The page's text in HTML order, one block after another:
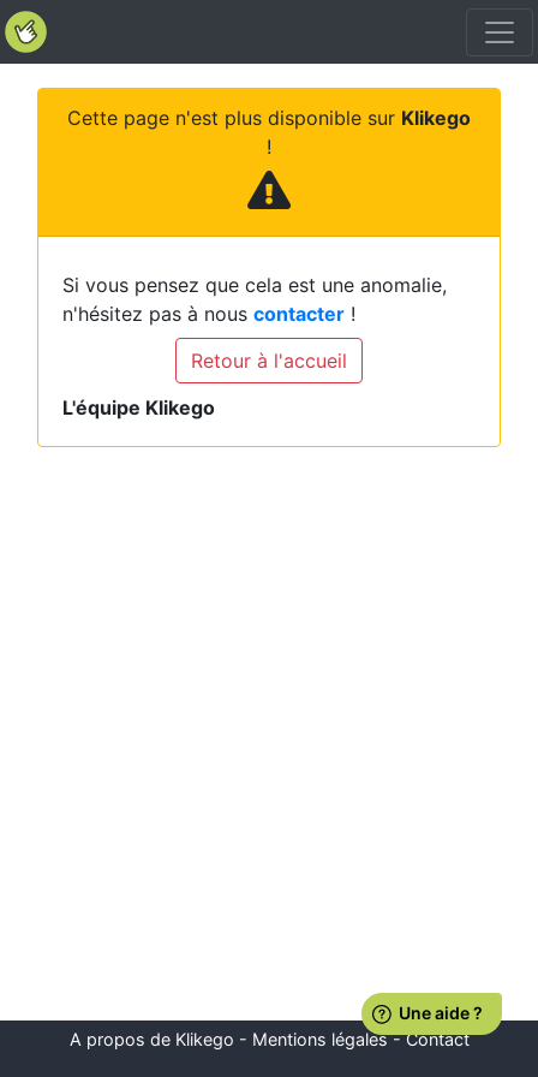
Cette page n'est plus disponible sur Klikego
!
Si vous pensez que cela est une anomalie,
n'hésitez pas à nous contacter !
Retour à l'accueil
L'équipe Klikego
A propos de Klikego - Mentions légales-Contact